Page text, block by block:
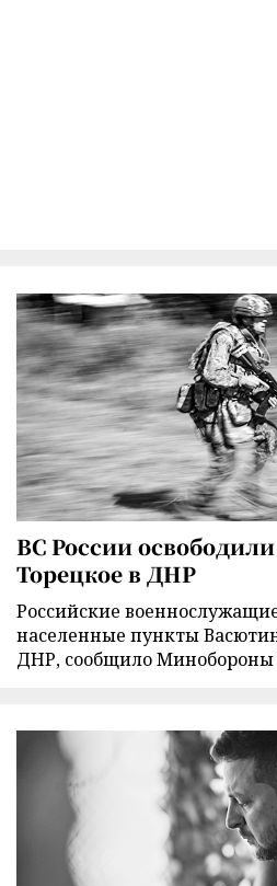
ВС России
Торецкое в ДНР
Российские
населенные пункты
ДНР, сообщило Минобороны